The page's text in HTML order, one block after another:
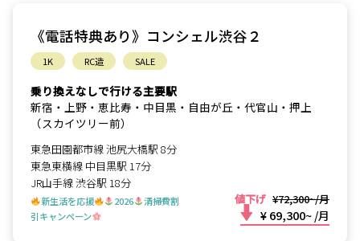
《電話特典あり》コンシェル渋谷２
1K RC造 SALE
乗り換えなしで行ける主要駅
新宿・上野・恵比寿・中目黒・自由が丘・代官山・押上
（スカイツリー前）
東急田園都市線 池尻大橋駅 8分
東急東横線 中目黒駅 17分
JR山手線 渋谷駅 18分
新生活を応援 2026
清掃費割
引キャンペーン
値下げ ¥72,300~/月
¥ 69,300~ /月